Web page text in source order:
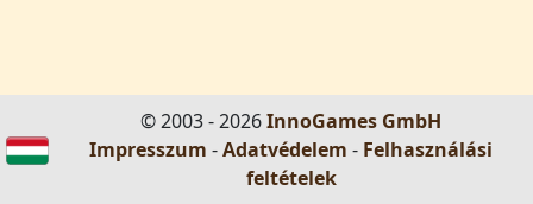
© 2003 - 2026InnoGames GmbH
Impresszum -Adatvédelem - Felhasználási
feltételek